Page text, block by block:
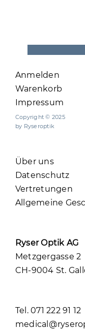
Anmelden
Warenkorb
Impressum
Copyright © 2025
by Ryseroptik
Über uns
Datenschutz
Vertretungen
Allgemeine
Ryser Optik AG
Metzgergasse 2
CH-9004 St.
Tel. 071 222 91 12